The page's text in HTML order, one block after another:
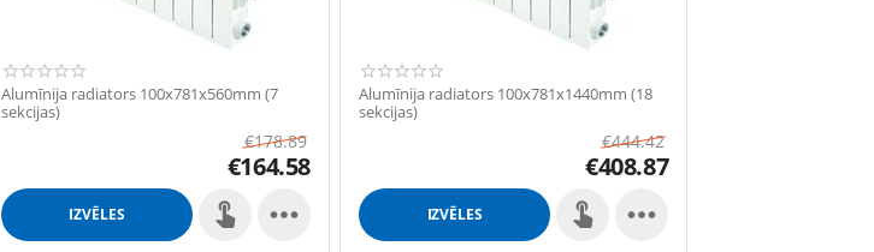
Alumīnija radiators 100x781x560mm (7
sekcijas)
€178.89
€164.58
IZVĒLES 
Alumīnija radiators 100x781x1440mm (18
sekcijas)
€444.42
€408.87
IZVĒLES 